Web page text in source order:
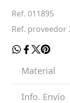
Ref. 011895
Ref. proveedor
Material
Info. Envío